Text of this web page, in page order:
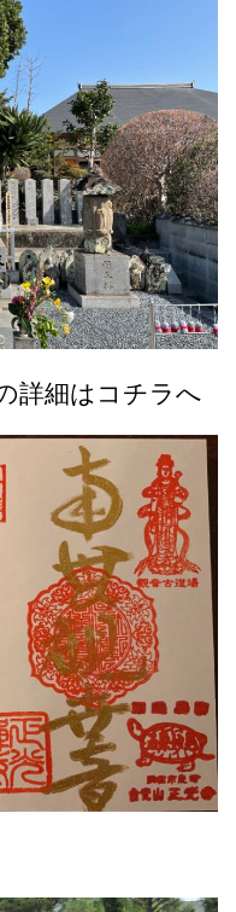
詳細はコチラへ